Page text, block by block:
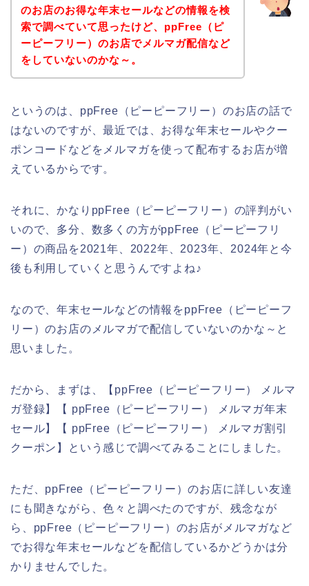
のお店のお得な年末セールなどの情報を検
索で調べていて思ったけど、ppFree（ピ
ーピーフリー）のお店でメルマガ配信など
をしていないのかな～。
というのは、ppFree（ピーピーフリー）のお店の話で
はないのですが、最近では、お得な年末セールやクー
ポンコードなどをメルマガを使って配布するお店が増
えているからです。
それに、かなりppFree（ピーピーフリー）の評判がい
いので、多分、数多くの方がppFree（ピーピーフリ
ー）の商品を2021年、2022年、2023年、2024年と今
後も利用していくと思うんですよね♪
なので、年末セールなどの情報をppFree（ピーピーフ
リー）のお店のメルマガで配信していないのかな～と
思いました。
だから、まずは、【ppFree（ピーピーフリー） メルマ
ガ登録】【 ppFree（ピーピーフリー） メルマガ年末
セール】【 ppFree（ピーピーフリー） メルマガ割引
クーポン】という感じで調べてみることにしました。
ただ、ppFree（ピーピーフリー）のお店に詳しい友達
にも聞きながら、色々と調べたのですが、残念なが
ら、ppFree（ピーピーフリー）のお店がメルマガなど
でお得な年末セールなどを配信しているかどうかは分
かりませんでした。